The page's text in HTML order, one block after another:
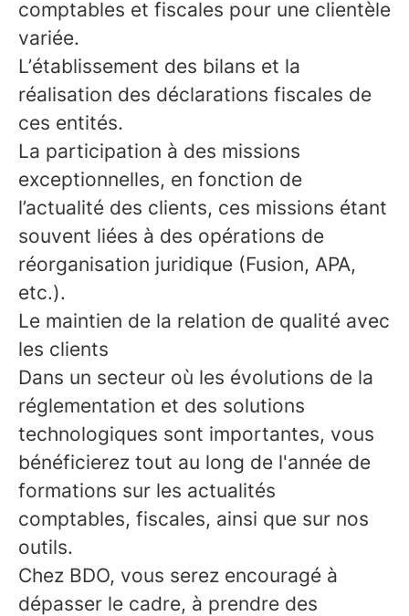
comptables et fiscales pour une clientèle
variée.
L’établissement des bilans et la
réalisation des déclarations fiscales de
ces entités.
La participation à des missions
exceptionnelles, en fonction de
l’actualité des clients, ces missions étant
souvent liées à des opérations de
réorganisation juridique (Fusion, APA,
etc.).
Le maintien de la relation de qualité avec
les clients
Dans un secteur où les évolutions de la
réglementation et des solutions
technologiques sont importantes, vous
bénéficierez tout au long de l'année de
formations sur les actualités
comptables, fiscales, ainsi que sur nos
outils.
Chez BDO, vous serez encouragé à
dépasser le cadre, à prendre des